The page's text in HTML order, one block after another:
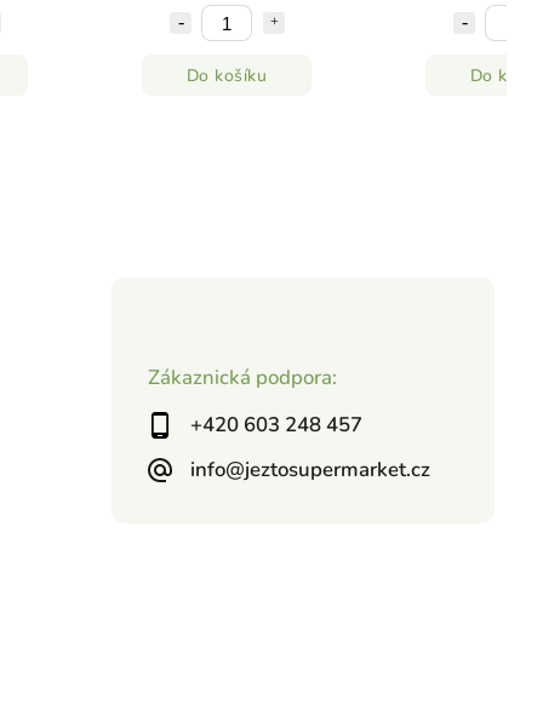
Do košíku Do
Zákaznická podpora:
+420 603 248 457
info@jeztosupermarket.cz